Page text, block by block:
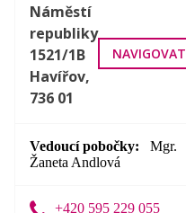
Náměstí
republiky
1521/1B
Havířov,
736 01
NAVIGOVAT
Vedoucí pobočky
Mgr.
Žaneta Andlová
+420 595 229 055